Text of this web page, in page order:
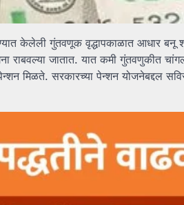
केलेली गुंतवणूक वृद्धापकाळात आधार
जातात. यात कमी गुंतवणुकीत
मिळते. सरकारच्या पेन्शन योजनेबद्दल